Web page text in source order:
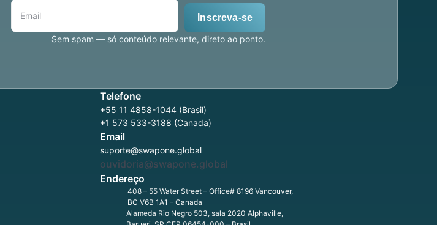
Inscreva-se
Sem spam — só conteúdo relevante, direto ao ponto.
Telefone
+55 11 4858-1044 (Brasil)
+1 573 533-3188 (Canada)
Email
suporte@swapone.global
ouvidoria@swapone.global
Endereço
408 – 55 Water Street – Office# 8196 Vancouver,
BC V6B 1A1 – Canada
Alameda Rio Negro 503, sala 2020 Alphaville,